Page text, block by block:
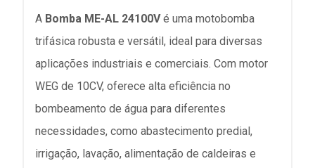
A Bomba ME-AL 24100Vé uma motobomba
trifásica robusta e versátil, ideal para diversas
aplicações industriais e comerciais. Com motor
WEG de 10CV, oferece alta eficiência no
bombeamento de água para diferentes
necessidades, como abastecimento predial,
irrigação, lavação, alimentação de caldeiras e